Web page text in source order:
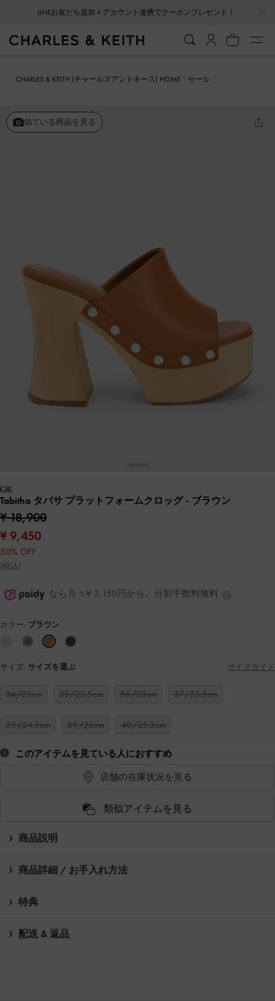
LINEお友だち追加＋アカウント連携でクーポンプレゼント！
会員登録＋ニュースレター登録で10%OFFクーポンプレゼント！
CHARLES & KEITH (チャールズアンドキース) HOME
セール
似ている商品を見る
Tabitha タバサ プラットフォームクロッグ- ブラウン
¥ 18,900
¥ 9,450
50% OFF
(税込)
なら月々¥ 3,150円から。分割手数料無料
カラー: ブラウン
サイズ: サイズを選ぶ サイズガイド
34/22cm 35/22.5cm 36/23cm 37/23.5cm
38/24.5cm 39/25cm 40/25.5cm
このアイテムを見ている人におすすめ
店舗の在庫状況を見る
類似アイテムを見る
商品説明
商品詳細 / お手入れ方法
特典
配送 & 返品